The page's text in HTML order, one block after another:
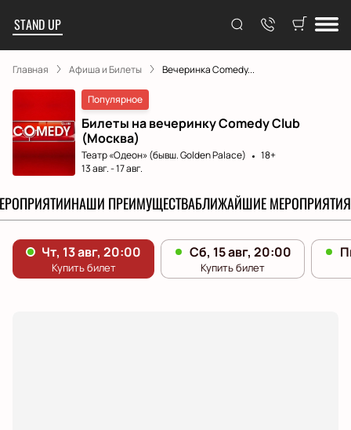
STAND UP
Главная Афиша и Билеты Вечеринка Comedy...
Популярное
Билеты на вечеринку Comedy Club
(Москва)
Театр «Одеон» (бывш. Golden Palace)
18+
13 авг.-17 авг.
НАШИ ПРЕИМУЩЕСТВАБЛИЖАЙШИЕ МЕРОПРИЯТИЯ